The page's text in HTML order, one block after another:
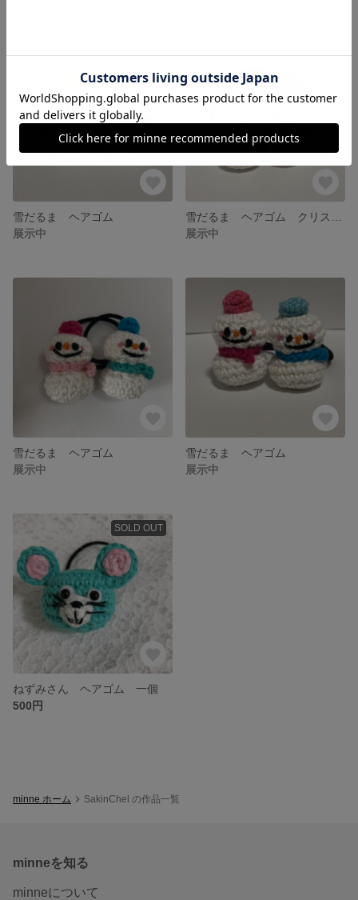
雪だるま ヘアゴム
展示中
展示中
雪だるま ヘアゴム
展示中
雪だるま ヘアゴム
展示中
SOLD OUT
ねずみさん ヘアゴム 一個
500円
minne ホーム SakinChel の作品一覧
minneを知る
minneについて